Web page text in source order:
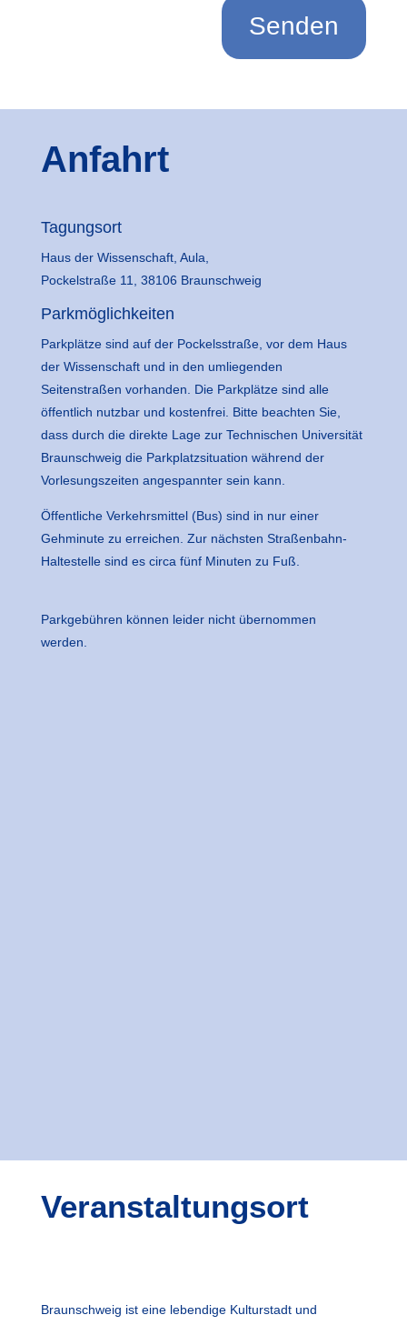
Anfahrt
Tagungsort
Haus der Wissenschaft, Aula,
Pockelstraße 11, 38106 Braunschweig
Parkmöglichkeiten
Parkplätze sind auf der Pockelsstraße, vor dem Haus
der Wissenschaft und in den umliegenden
Seitenstraßen vorhanden. Die Parkplätze sind alle
öffentlich nutzbar und kostenfrei. Bitte beachten Sie,
dass durch die direkte Lage zur Technischen Universität
Braunschweig die Parkplatzsituation während der
Vorlesungszeiten angespannter sein kann.
Öffentliche Verkehrsmittel (Bus) sind in nur einer
Gehminute zu erreichen. Zur nächsten Straßenbahn-
Haltestelle sind es circa fünf Minuten zu Fuß.
Parkgebühren können leider nicht übernommen
werden.
Veranstaltungsort
Braunschweig ist eine lebendige Kulturstadt und